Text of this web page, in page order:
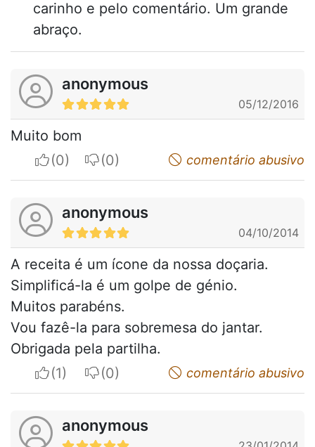
carinho e pelo comentário. Um grande
abraço.
anonymous
05/12/2016
Muito bom
I apreciateI do not appreciatecomentário abusivo
anonymous
04/10/2014
A receita é um ícone da nossa doçaria.
Simplificá-la é um golpe de génio.
Muitos parabéns.
Vou fazê-la para sobremesa do jantar.
Obrigada pela partilha.
I apreciateI do not appreciatecomentário abusivo
anonymous